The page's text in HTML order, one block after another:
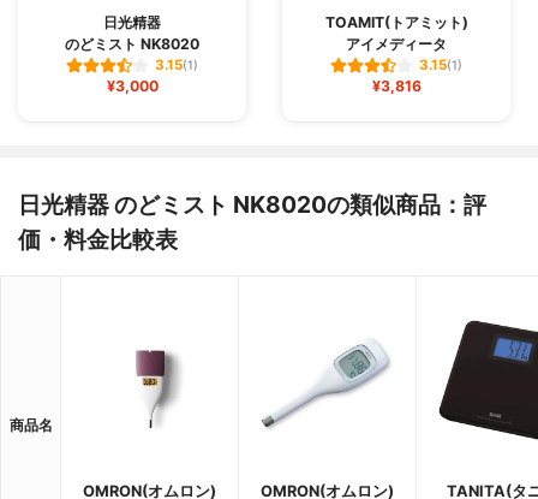
日光精器
のどミスト NK8020
3.15(1)
¥3,000
TOAMIT(トアミット)
アイメディータ
3.15(1)
¥3,816
日光精器 のどミスト NK8020の類似商品：評
価・料金比較表
商品名
OMRON(オムロン) OMRON(オムロン) TANITA(タ